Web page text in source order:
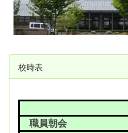
校時表
職員朝会